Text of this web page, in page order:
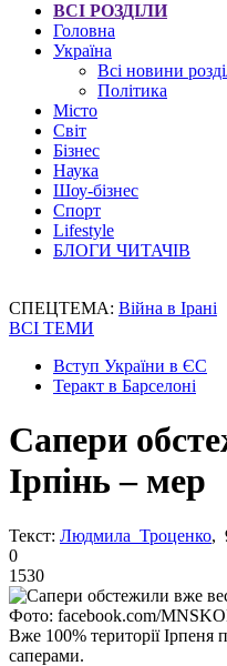
ВСІ РОЗДІЛИ
Головна
Україна
Всі новини
Політика
Місто
Світ
Бізнес
Наука
Шоу-бізнес
Спорт
Lifestyle
БЛОГИ ЧИТАЧІВ
СПЕЦТЕМА: Війна в Ірані
ВСІ ТЕМИ
Вступ України в ЄС
Теракт в Барселоні
Сапери
Ірпінь – мер
Текст: Людмила Троценко,
0
1530
Фото: facebook.com/
Вже 100% території Ірпеня
саперами.